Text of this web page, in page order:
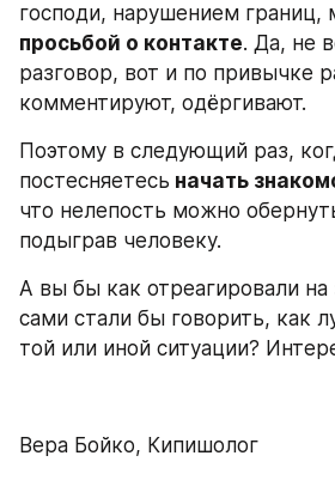
господи, нарушением границ,
просьбой о контакте. Да, не
разговор, вот и по привычке
комментируют, одёргивают.
Поэтому в следующий раз,
постесняетесь начать
что нелепость можно
подыграв человеку.
А вы бы как отреагировали на
сами стали бы говорить, как
той или иной ситуации?
Вера Бойко, Кипишолог